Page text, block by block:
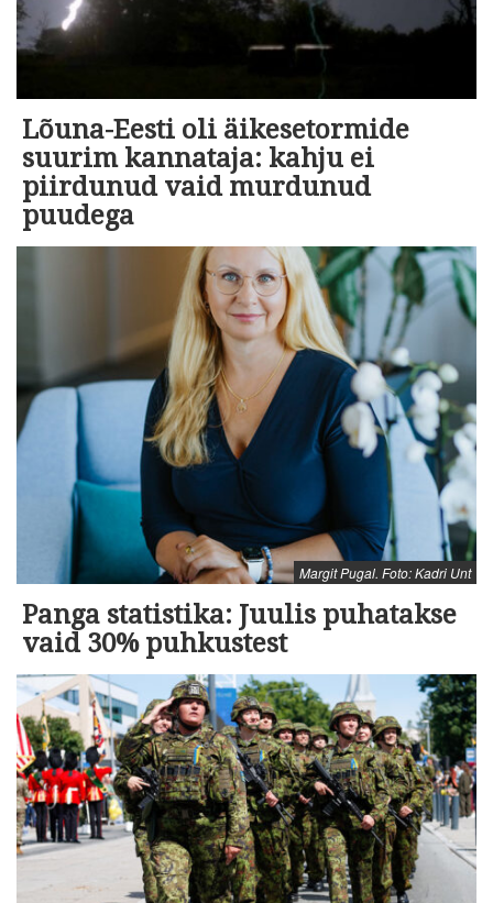
Lõuna-Eesti oli äikesetormide
suurim kannataja: kahju ei
piirdunud vaid murdunud
puudega
Margit Pugal. Foto: Kadri Unt
Panga statistika: Juulis puhatakse
vaid 30% puhkustest